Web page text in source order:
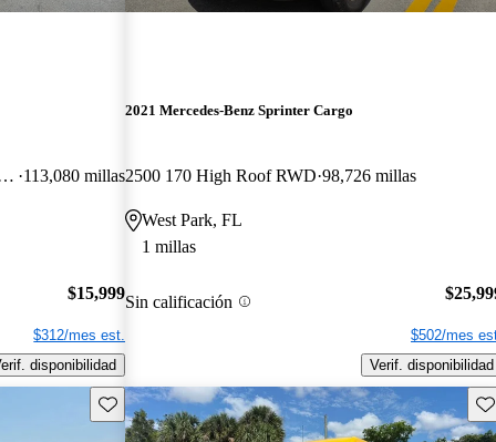
High Roof Crew Van RWD 113,080 millas
$15,999
$312/mes est.
disponibilidad
2021 Mercedes-Benz Sprinter Cargo
2500 170 High Roof RWD 98,726 millas
West Park, FL
1 millas
Sin calificación
$502/mes
Verif. disponibilidad
Guarda este Aviso